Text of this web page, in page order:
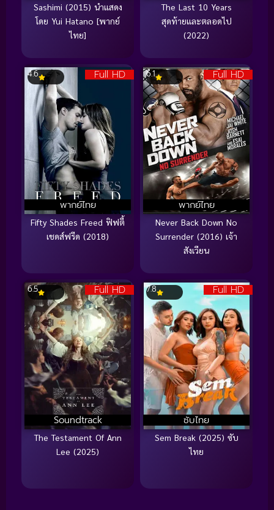
Sashimi (2015) นำแสดง
โดย Yui Hatano [พากย์
ไทย]
The Last 10 Years
สุดท้ายและตลอดไป
(2022)
Full HD
พากย์ไทย
4.6
Fifty Shades Freed ฟิฟตี้
เชดส์ฟรีด (2018)
Full HD
พากย์ไทย
6.1
Never Back Down No
Surrender (2016) เจ้า
สังเวียน
Full HD
Soundtrack
6.5
The Testament Of Ann
Lee (2025)
Full HD
ซับไทย
7.8
Sem Break (2025) ซับ
ไทย